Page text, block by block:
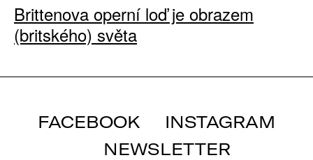
Brittenova operní loď je obrazem
(britského) světa
FACEBOOK
INSTAGRAM
NEWSLETTER